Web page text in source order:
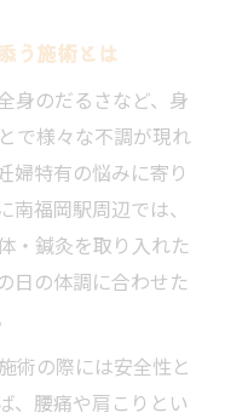
う施術とは
身のだるさなど、身
で様々な不調が現れ
婦特有の悩みに寄り
福岡駅周辺では、
・鍼灸を取り入れた
日の体調に合わせた
術の際には安全性と
、腰痛や肩こりとい